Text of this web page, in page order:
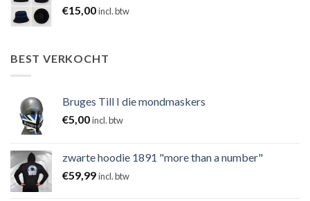
€15,00incl. btw
BEST VERKOCHT
Bruges Till I die mondmaskers
€5,00incl. btw
zwarte hoodie 1891 "more than a number"
€59,99incl. btw